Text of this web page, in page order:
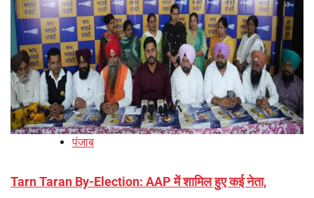
पंजाब
Tarn Taran By-Election: AAP में शामिल हुए कई नेता,